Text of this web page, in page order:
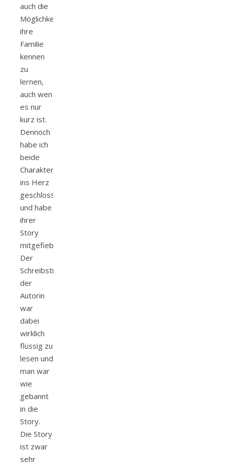
auch die
Möglichkeit,
ihre
Familie
kennen
zu
lernen,
auch wen
es nur
kurz ist.
Dennoch
habe ich
beide
Charakter
ins Herz
geschlossen
und habe
ihrer
Story
mitgefiebert.
Der
Schreibstil
der
Autorin
war
dabei
wirklich
flüssig zu
lesen und
man war
wie
gebannt
in die
Story.
Die Story
ist zwar
sehr